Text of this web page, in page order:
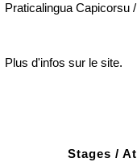
Praticalingua Capicorsu
Plus d'infos sur le site.
Stages /